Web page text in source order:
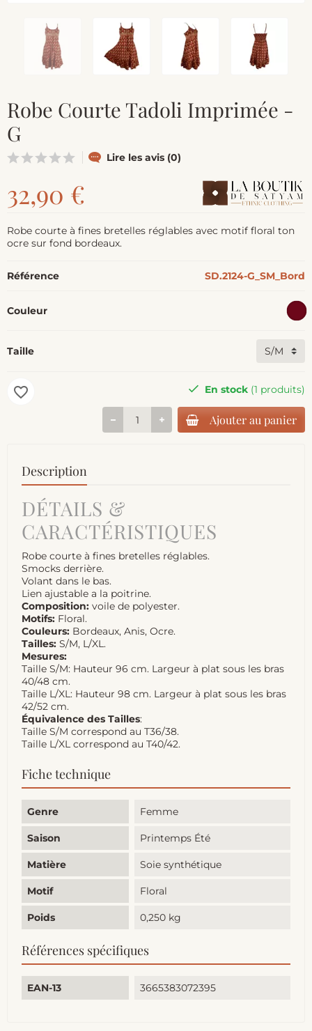
Robe Courte Tadoli Imprimée -
G
Lire les avis (0)
32,90 €
Robe courte à fines bretelles réglables avec motif floral ton
ocre sur fond bordeaux.
Référence SD.2124-G_SM_Bord
Couleur
Taille
En stock (1 produits)
Ajouter au panier
favorite_border
Description
DÉTAILS &
CARACTÉRISTIQUES
Robe courte à fines bretelles réglables.
Smocks derrière.
Volant dans le bas.
Lien ajustable a la poitrine.
Composition: voile de polyester.
Motifs: Floral.
Couleurs: Bordeaux, Anis, Ocre.
Tailles: S/M, L/XL.
Mesures:
Taille S/M: Hauteur 96 cm. Largeur à plat sous les bras
40/48 cm.
Taille L/XL: Hauteur 98 cm. Largeur à plat sous les bras
42/52 cm.
Équivalence des Tailles:
Taille S/M correspond au T36/38.
Taille L/XL correspond au T40/42.
Fiche technique
Genre Femme
Saison Printemps Été
Matière Soie synthétique
Motif Floral
Poids 0,250 kg
Références spécifiques
EAN-13 3665383072395